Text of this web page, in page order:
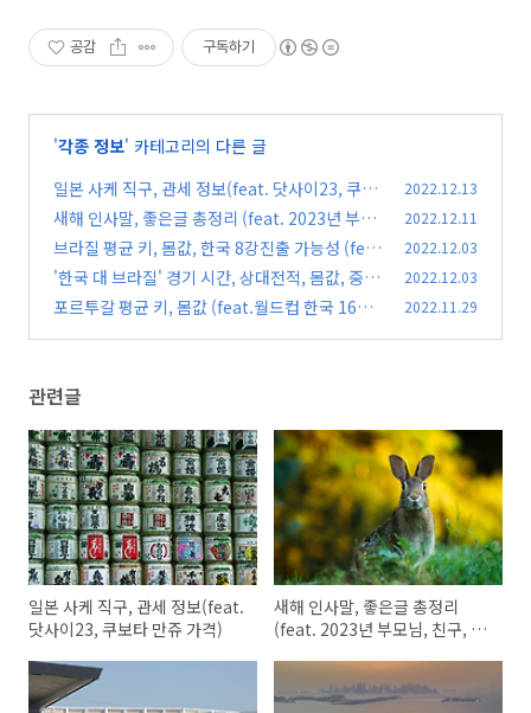
공감 구독하기
'각종 정보' 카테고리의 다른 글
일본 사케 직구, 관세 정보(feat. 닷사이23, 쿠보
타 만쥬 가격)
(0)
2022.12.13
새해 인사말, 좋은글 총정리 (feat. 2023년 부모
님, 친구, 직장동료 새해인사) (0)
2022.12.11
브라질 평균 키, 몸값, 한국 8강진출 가능성 (fea
t.카타르 월드컵 16강) (0)
2022.12.03
'한국 대 브라질' 경기 시간, 상대전적, 몸값, 중계
총정리(feat. 월드컵 16강) (0)
2022.12.03
포르투갈 평균 키, 몸값 (feat.월드컵 한국 16강
2022.11.29
관련글
일본 사케 직구, 관세 정보(feat.
닷사이23, 쿠보타 만쥬 가격)
새해 인사말, 좋은글 총정리
(feat. 2023년 부모님, 친구, 직